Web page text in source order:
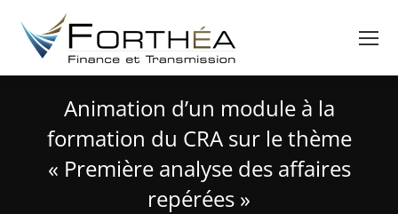
Animation d’un module à la
formation du CRA sur le thème
« Première analyse des affaires
repérées »